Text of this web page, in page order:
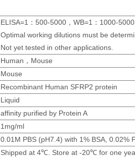
ELISA=1：500-5000，WB=1：1000-
Optimal working dilutions must be
Not yet tested in other applications.
Human，Mouse
Mouse
Recombinant Human SFRP2 protein
Liquid
affinity purified by Protein A
1mg/ml
0.01M PBS (pH7.4) with 1% BSA, 0.02%
Shipped at 4℃. Store at -20℃ for one